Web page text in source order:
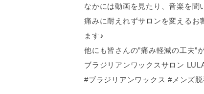
なかには動画を見たり、音楽を聞
痛みに耐えれずサロンを変えるお
ます♪
他にも皆さんの”痛み軽減の工夫
ブラジリアンワックスサロン
#ブラジリアンワックス #メンズ